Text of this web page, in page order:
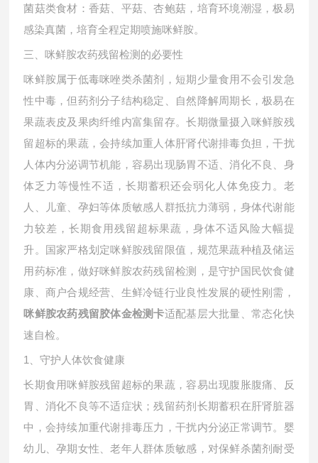
菌菇类食材：香菇、平菇、杏鲍菇，培育环境潮湿，极易
感染真菌，培育全程定期喷施咪鲜胺。
三、咪鲜胺农药残留检测的必要性
咪鲜胺属于低毒咪唑类杀菌剂，短期少量食用不会引发急
性中毒，但药剂分子结构稳定、自然降解周期长，极易在
果蔬表皮及果肉纤维内富集留存。长期微量摄入咪鲜胺残
留超标的果蔬，会持续加重人体肝肾代谢排毒负担，干扰
人体内分泌调节机能，容易出现肠胃不适、消化不良、身
体乏力等慢性不适，长期蓄积还会弱化人体免疫力。老
人、儿童、孕妇等体质敏感人群抵抗力薄弱，身体代谢能
力较差，长期食用残留超标果蔬，身体不适风险大幅提
升。国家严格划定咪鲜胺残留限值，规范果蔬种植及储运
用药标准，做好咪鲜胺农药残留检测，是守护国民饮食健
康、商户合规经营、生鲜冷链行业良性发展的硬性刚需，
咪鲜胺农药残留胶体金检测卡适配基层大批量、常态化快
速自检。
1、守护人体饮食健康
长期食用咪鲜胺残留超标的果蔬，容易出现腹胀腹痛、反
胃、消化不良等不适症状；残留药剂长期蓄积在肝肾脏器
中，会持续加重代谢排毒压力，干扰内分泌正常调节。婴
幼儿、孕期女性、老年人群体质敏感，对保鲜杀菌剂耐受